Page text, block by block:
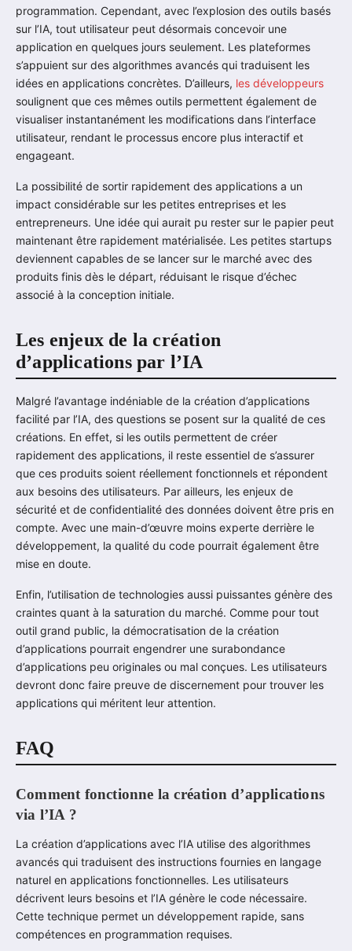
programmation. Cependant, avec l’explosion des outils basés
sur l’IA, tout utilisateur peut désormais concevoir une
application en quelques jours seulement. Les plateformes
s’appuient sur des algorithmes avancés qui traduisent les
idées en applications concrètes. D’ailleurs, les développeurs
soulignent que ces mêmes outils permettent également de
visualiser instantanément les modifications dans l’interface
utilisateur, rendant le processus encore plus interactif et
engageant.
La possibilité de sortir rapidement des applications a un
impact considérable sur les petites entreprises et les
entrepreneurs. Une idée qui aurait pu rester sur le papier peut
maintenant être rapidement matérialisée. Les petites startups
deviennent capables de se lancer sur le marché avec des
produits finis dès le départ, réduisant le risque d’échec
associé à la conception initiale.
Les enjeux de la création
d’applications par l’IA
Malgré l’avantage indéniable de la création d’applications
facilité par l’IA, des questions se posent sur la qualité de ces
créations. En effet, si les outils permettent de créer
rapidement des applications, il reste essentiel de s’assurer
que ces produits soient réellement fonctionnels et répondent
aux besoins des utilisateurs. Par ailleurs, les enjeux de
sécurité et de confidentialité des données doivent être pris en
compte. Avec une main-d’œuvre moins experte derrière le
développement, la qualité du code pourrait également être
mise en doute.
Enfin, l’utilisation de technologies aussi puissantes génère des
craintes quant à la saturation du marché. Comme pour tout
outil grand public, la démocratisation de la création
d’applications pourrait engendrer une surabondance
d’applications peu originales ou mal conçues. Les utilisateurs
devront donc faire preuve de discernement pour trouver les
applications qui méritent leur attention.
FAQ
Comment fonctionne la création d’applications
via l’IA ?
La création d’applications avec l’IA utilise des algorithmes
avancés qui traduisent des instructions fournies en langage
naturel en applications fonctionnelles. Les utilisateurs
décrivent leurs besoins et l’IA génère le code nécessaire.
Cette technique permet un développement rapide, sans
compétences en programmation requises.